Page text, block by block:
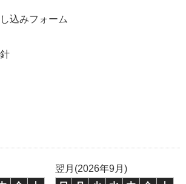
込みフォーム
翌月(2026年9月)